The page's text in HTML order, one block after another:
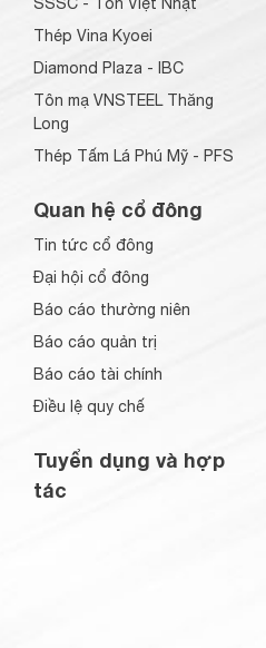
Thép Vina Kyoei
Diamond Plaza - IBC
Tôn mạ VNSTEEL Thăng
Long
Thép Tấm Lá Phú Mỹ - PFS
Quan hệ cổ đông
Tin tức cổ đông
Đại hội cổ đông
Báo cáo thường niên
Báo cáo quản trị
Báo cáo tài chính
Điều lệ quy chế
Tuyển dụng và hợp
tác